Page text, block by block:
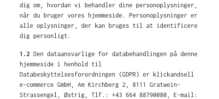
dig om, hvordan vi behandler dine personoplysninger,
når du bruger vores hjemmeside. Personoplysninger er
alle oplysninger, der kan bruges til at identificere
dig personligt.
1.2 Den dataansvarlige for databehandlingen på denne
hjemmeside i henhold til
Databeskyttelsesforordningen (GDPR) er klickandsell
e-commerce GmbH, Am Kirchberg 2, 8111 Gratwein-
Strassengel, Østrig, Tlf.: +43 664 88790080, E-mail: